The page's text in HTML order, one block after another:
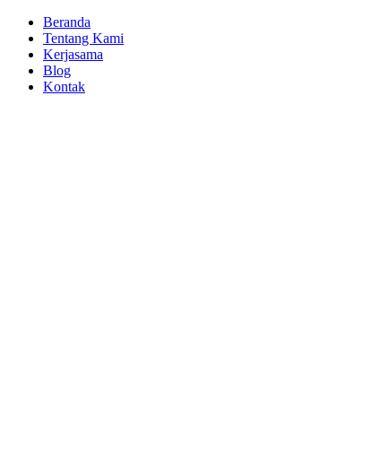
Beranda
Tentang Kami
Kerjasama
Blog
Kontak